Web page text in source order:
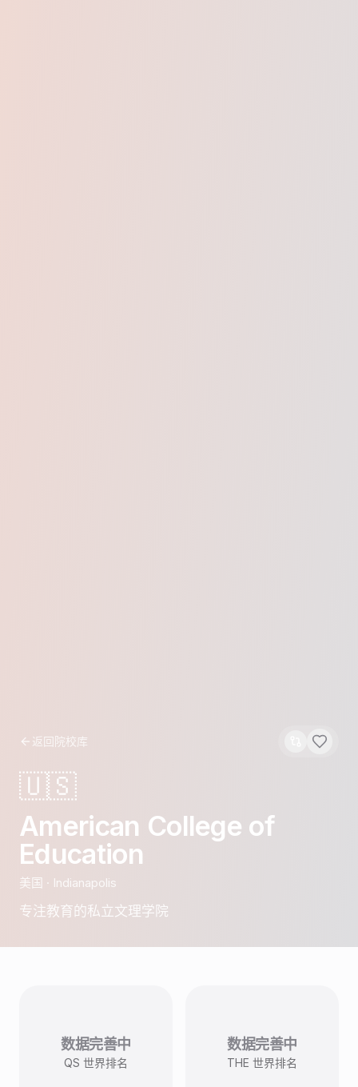
返回院校库
🇺🇸
American College of
Education
美国 · Indianapolis
专注教育的私立文理学院
数据完善中
QS 世界排名
数据完善中
THE 世界排名